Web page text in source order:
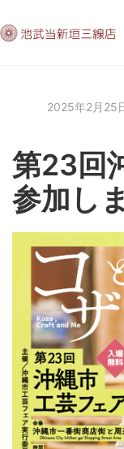
2025年2月25
第23回
参加し